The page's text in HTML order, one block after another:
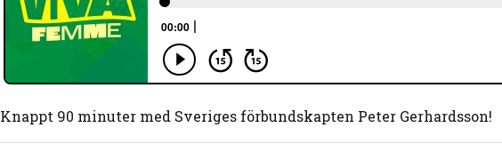
Never Forget
Knappt 90 minuter med Sveriges förbundskapten Peter Gerhardsson!